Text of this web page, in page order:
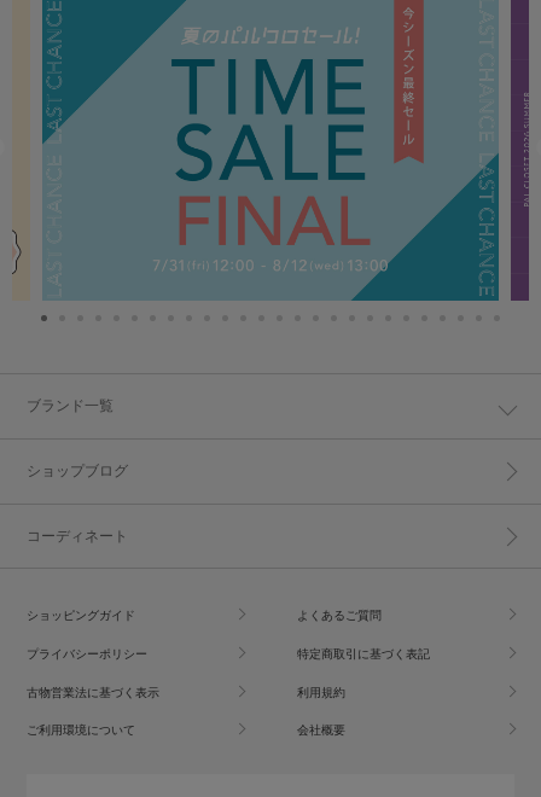
ブランド一覧
ショップブログ
コーディネート
ショッピングガイド よくあるご質問
プライバシーポリシー 特定商取引に基づく表記
古物営業法に基づく表示 利用規約
ご利用環境について 会社概要